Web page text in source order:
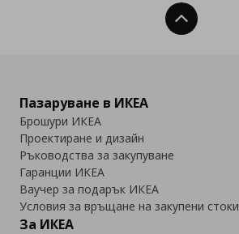
Нагоре
Пазаруване в ИКЕА
Брошури ИКЕА
Проектиране и дизайн
Ръководства за закупуване
Гаранции ИКЕА
Ваучер за подарък ИКЕА
Условия за връщане на закупени стоки
За ИКЕА